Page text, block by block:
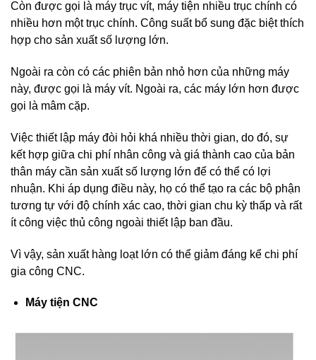
Còn được gọi là máy trục vít, máy tiện nhiều trục chính có
nhiều hơn một trục chính. Công suất bổ sung đặc biệt thích
hợp cho sản xuất số lượng lớn.
Ngoài ra còn có các phiên bản nhỏ hơn của những máy
này, được gọi là máy vít. Ngoài ra, các máy lớn hơn được
gọi là mâm cặp.
Việc thiết lập máy đòi hỏi khá nhiều thời gian, do đó, sự
kết hợp giữa chi phí nhân công và giá thành cao của bản
thân máy cần sản xuất số lượng lớn để có thể có lợi
nhuận. Khi áp dụng điều này, họ có thể tạo ra các bộ phận
tương tự với độ chính xác cao, thời gian chu kỳ thấp và rất
ít công việc thủ công ngoài thiết lập ban đầu.
Vì vậy, sản xuất hàng loạt lớn có thể giảm đáng kể chi phí
gia công CNC.
Máy tiện CNC